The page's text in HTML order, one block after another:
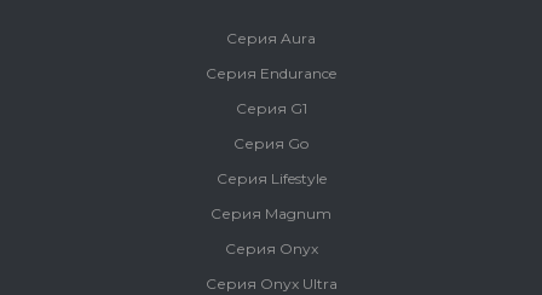
Серия Aura
Серия Endurance
Серия G1
Серия Go
Серия Lifestyle
Серия Magnum
Серия Onyx
Серия Onyx Ultra